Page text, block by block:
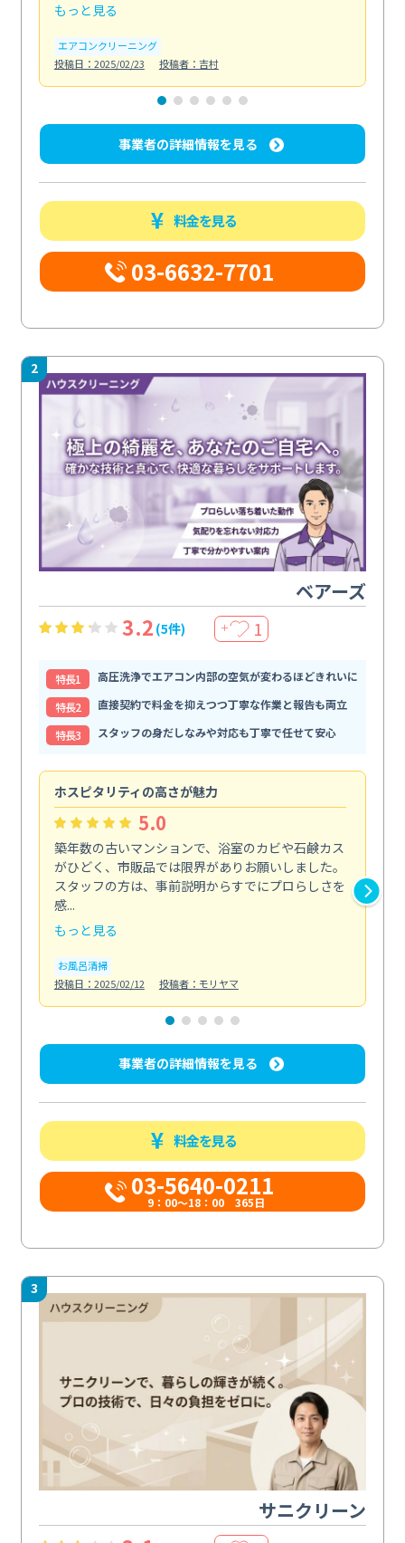
もっと見る
エアコンクリーニング
投稿日：2025/02/23
投稿者：吉村
事業者の詳細情報を見る
料金を見る
03-6632-7701
2
ベアーズ
3.2 (5件) ＋ 1
特⻑1
高圧洗浄でエアコン内部の空気が変わるほどきれいに
特⻑2
直接契約で料金を抑えつつ丁寧な作業と報告も両立
特⻑3
スタッフの身だしなみや対応も丁寧で任せて安心
ホスピタリティの高さが魅力
5.0
築年数の古いマンションで、浴室のカビや石鹸カス
がひどく、市販品では限界がありお願いしました。
スタッフの方は、事前説明からすでにプロらしさを
感...
もっと見る
お風呂清掃
投稿日：2025/02/12
投稿者：モリヤマ
事業者の詳細情報を見る
料金を見る
03-5640-0211
9：00～18：00 365日
3
サニクリーン